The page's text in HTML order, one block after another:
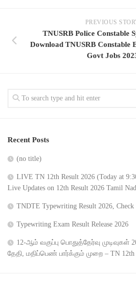
PREVIOUS
TNUSRB Police Constable
Download TNUSRB Constable
Govt Jobs
Recent Posts
(no title)
LIVE TN 12th Result 2026 (Today at
Live Updates on 12th Result 2026 Tamil
TNDTE Typewriting Result 2026,
Typewriting Exam Result Release 2026
12-ஆம் வகுப்பு பொதுத்தேர்வு முடிவுகள்
தேதி, மதிப்பெண் பார்க்கும் முறை – TN 12th